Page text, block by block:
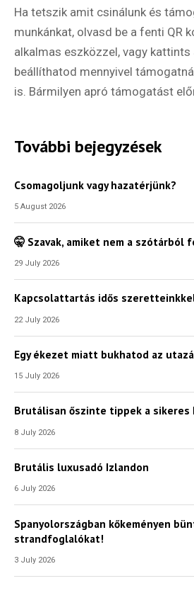
Ha tetszik amit csinálunk és
munkánkat, olvasd be a fenti QR
alkalmas eszközzel, vagy
beállíthatod mennyivel
is. Bármilyen apró támogatást
További bejegyzések
Csomagoljunk vagy hazatérjünk?
5 August 2026
🤫 Szavak, amiket nem a szótárból
29 July 2026
Kapcsolattartás idős
22 July 2026
Egy ékezet miatt bukhatod az
15 July 2026
Brutálisan őszinte tippek a sikeres
8 July 2026
Brutális luxusadó Izlandon
6 July 2026
Spanyolországban kőkeményen
strandfoglalókat!
3 July 2026